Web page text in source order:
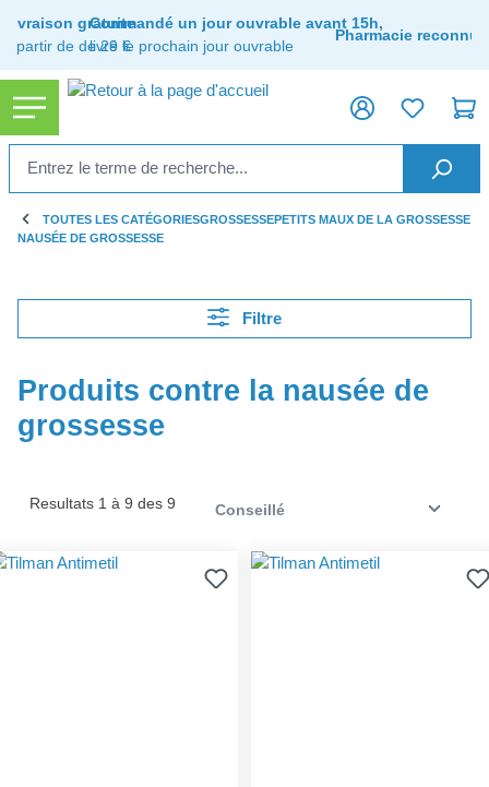
principal
Livraison gratuite
à partir de de 29 €
Commandé un jour ouvrable avant 15h,
livré le prochain jour ouvrable
Pharmacie reconnue
TOUTES LES CATÉGORIESGROSSESSEPETITS MAUX DE LA GROSSESSE
NAUSÉE DE GROSSESSE
Filtre
Produits contre la nausée de
grossesse
Resultats 1 à 9 des 9